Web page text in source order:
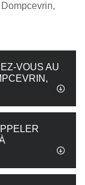
VOUS AU